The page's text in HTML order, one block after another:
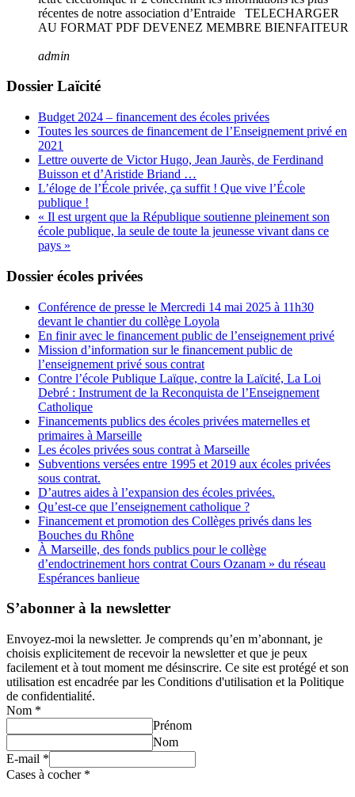
récentes de notre association d’Entraide TELECHARGER
AU FORMAT PDF DEVENEZ MEMBRE BIENFAITEUR
admin
Dossier Laïcité
Budget 2024 – financement des écoles privées
Toutes les sources de financement de l’Enseignement privé en
2021
Lettre ouverte de Victor Hugo, Jean Jaurès, de Ferdinand
Buisson et d’Aristide Briand …
L’éloge de l’École privée, ça suffit ! Que vive l’École
publique !
« Il est urgent que la République soutienne pleinement son
école publique, la seule de toute la jeunesse vivant dans ce
pays »
Dossier écoles privées
Conférence de presse le Mercredi 14 mai 2025 à 11h30
devant le chantier du collège Loyola
En finir avec le financement public de l’enseignement privé
Mission d’information sur le financement public de
l’enseignement privé sous contrat
Contre l’école Publique Laïque, contre la Laïcité, La Loi
Debré : Instrument de la Reconquista de l’Enseignement
Catholique
Financements publics des écoles privées maternelles et
primaires à Marseille
Les écoles privées sous contrat à Marseille
Subventions versées entre 1995 et 2019 aux écoles privées
sous contrat.
D’autres aides à l’expansion des écoles privées.
Qu’est-ce que l’enseignement catholique ?
Financement et promotion des Collèges privés dans les
Bouches du Rhône
À Marseille, des fonds publics pour le collège
d’endoctrinement hors contrat Cours Ozanam » du réseau
Espérances banlieue
S’abonner à la newsletter
Envoyez-moi la newsletter. Je comprends qu’en m’abonnant, je
choisis explicitement de recevoir la newsletter et que je peux
facilement et à tout moment me désinscrire. Ce site est protégé et son
utilisation est encadrée par les Conditions d'utilisation et la Politique
de confidentialité.
Nom *
Prénom
Nom
E-mail *
Cases à cocher *